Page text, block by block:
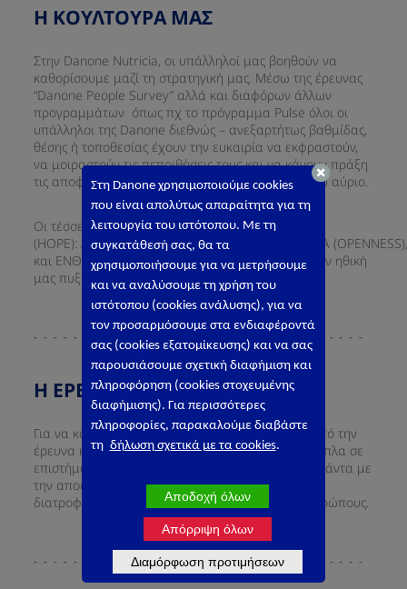
Η ΚΟΥΛΤΟΥΡΑ ΜΑΣ ​
​Στην Danone Nutricia, οι υπάλληλοί μας βοηθούν να
καθορίσουμε μαζί τη στρατηγική μας. Μέσω της έρευνας
“Danone People Survey” αλλά και διαφόρων άλλων
προγραμμάτων όπως πχ το πρόγραμμα Pulse όλοι οι
υπάλληλοι της Danone διεθνώς – ανεξαρτήτως βαθμίδας,
θέσης ή τοποθεσίας έχουν την ευκαιρία να εκφραστούν,
να μοιραστούν τις πεποιθήσεις τους και να κάνουν πράξη
τις αποφάσεις τους για να χτίσουν την Danone του αύριο.​
Οι τέσσερις αξίες μας
(HOPE): ΑΝΘΡΩΠΙΣΜΟΣ (HUMANISM), ΕΙΛΙΚΡΙΝΕΙΑ
και ΕΝΘΟΥΣΙΑΣΜΟΣ (ENTHUSIASM) αποτελούν την ηθική
μας πυξίδα.
Η ΕΡΕΥΝΑ ΜΑΣ ​
Για να καινοτομήσουμε πρέπει να ξεκινήσουμε από την
έρευνα και την επιστήμη, γι' αυτό εργαζόμαστε δίπλα σε
επιστήμονες και ειδικούς καθημερινά, σύμφωνα πάντα με
την αποστολή μας: να φέρουμε υγεία μέσω της
διατροφής σε όσο το δυνατόν περισσότερους ανθρώπους.​
Στη Danoneχρησιμοποιούμε cookies
που είναι απολύτως απαραίτητα για τη
λειτουργία του ιστότοπου. Με τη
συγκατάθεσή σας, θα τα
χρησιμοποιήσουμε για να μετρήσουμε
και να αναλύσουμε τη χρήση του
ιστότοπου(cookiesανάλυσης), για να
τονπροσαρμόσουμε στα ενδιαφέροντά
σας (cookiesεξατομίκευσης) και να σας
παρουσιάσουμε σχετική διαφήμιση και
πληροφόρηση (cookies στοχευμένης
διαφήμισης). Για περισσότερες
πληροφορίες, παρακαλούμε διαβάστε
τη δήλωση σχετικά με τα cookies.
Αποδοχή όλων
Απόρριψη όλων
Διαμόρφωση προτιμήσεων